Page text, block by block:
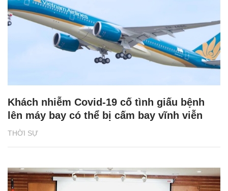
THỜI SỰ
Khách nhiễm Covid-19 cố tình giấu bệnh
lên máy bay có thể bị cấm bay vĩnh viễn